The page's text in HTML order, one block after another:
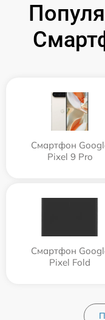
Смартфон
Pixel 9 Pro
Смартфон
Pixel Fold